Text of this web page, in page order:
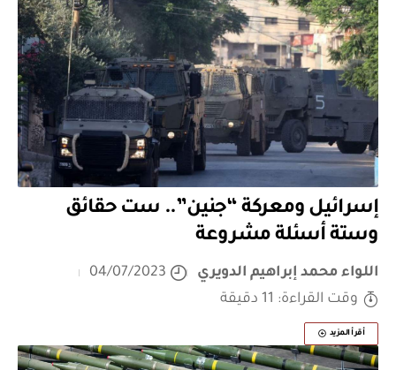
إسرائيل ومعركة “جنين”.. ست حقائق
وستة أسئلة مشروعة
اللواء محمد إبراهيم الدويري
04/07/2023
وقت القراءة: 11 دقيقة
أقرأ المزيد